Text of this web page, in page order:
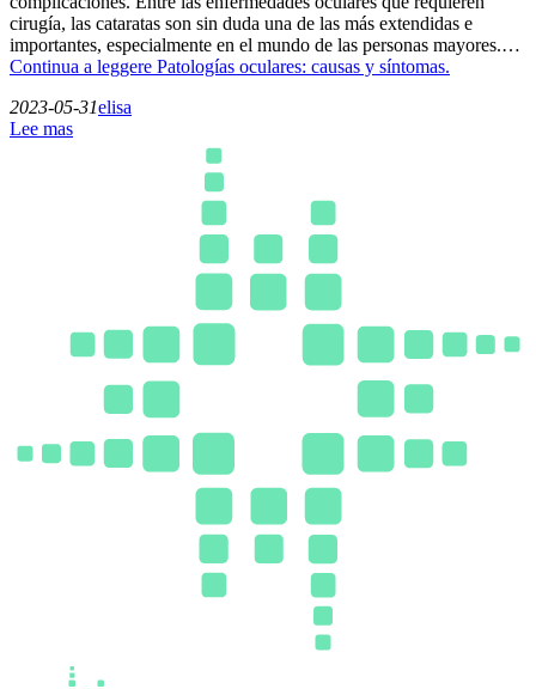
cirugía, las cataratas son sin duda una de las más extendidas e
importantes, especialmente en el mundo de las personas mayores.…
Continua a leggere Patologías oculares: causas y síntomas.
2023-05-31elisa
Lee mas